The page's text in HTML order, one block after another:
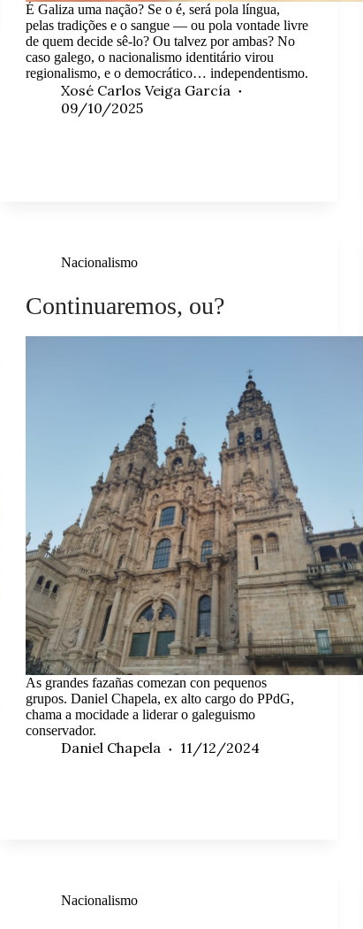
É Galiza uma nação? Se o é, será pola língua,
pelas tradições e o sangue — ou pola vontade livre
de quem decide sê-lo? Ou talvez por ambas? No
caso galego, o nacionalismo identitário virou
regionalismo, e o democrático… independentismo.
Xosé Carlos Veiga García
09/10/2025
Nacionalismo
Continuaremos, ou?
As grandes fazañas comezan con pequenos
grupos. Daniel Chapela, ex alto cargo do PPdG,
chama a mocidade a liderar o galeguismo
conservador.
Daniel Chapela 11/12/2024
Nacionalismo